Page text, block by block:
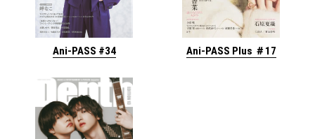
Ani-PASS #34 Ani-PASS Plus ＃17